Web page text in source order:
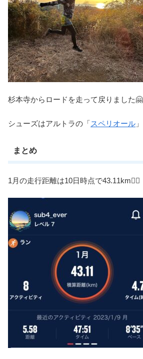
杉本寺からロードを走って戻りました🤗
シューズはアルトラの「スペリオール
まとめ
1月の走行距離は10日時点で43.11km🏃‍♀️